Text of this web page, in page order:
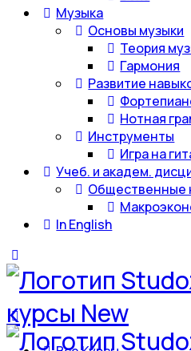
Музыка
Основы музыки
Теория
Гармония
Развитие
Нотная
Инструменты
Игра на
Учеб. и академ.
Общественные
In English